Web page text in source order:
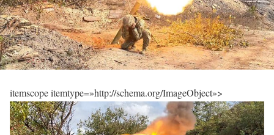
itemscope itemtype=»http://schema.org/ImageObject»>